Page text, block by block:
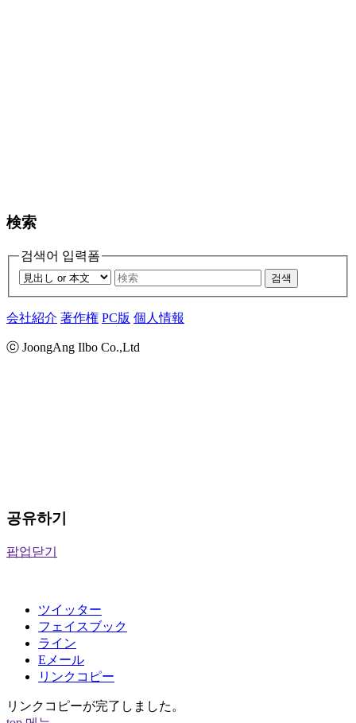
検索
검색어 입력폼
검색
会社紹介 著作権 PC版 個人情報
ⓒ JoongAng Ilbo Co.,Ltd
공유하기
팝업닫기
ツイッター
フェイスブック
ライン
Eメール
リンクコピー
リンクコピーが完了しました。